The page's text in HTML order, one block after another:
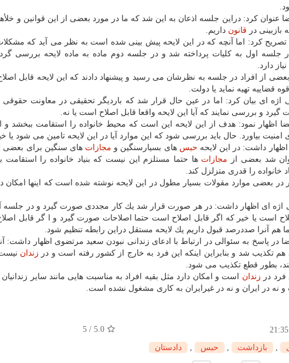
عنوان كرد: دراین جلسه اذعان به این شد كه ما در مورد بعضی از این قوانین و
بازبینی در قانون داریم.
كرد: اما آنچه كه در این لایحه پیش بینی شده است به نظر می آید كه
جلسه اول به كلیات پرداخته شد و در جلسه دوم ماده به ماده لایحه بررسی
دارد.
از افراد در جلسه به نظرشان می رسید و پیشنهاد دادند كه این لایحه قابل
قضاییه تهیه نماید یا دولت.
ای بیان كرد: اما در عین حال قرار شد كه باردیگر تحقیقی در معاونت
و بررسی نمایند كه آیا این لایحه واقعا قابل اصلاح است یا نه.
اظهار نمود: هدف از این لایحه این است كه محیط خانواده را استقامت ببخشد
بیاورد. حال باید بررسی شود كه این موارد آیا در این لایحه تامین می شود یا
داشت: در این لایحه حبس های بسیارسنگین و مجازات های سنگین برای بعضی
شد بعضی از مجازات ها حتما مستلزم این نیست كه بنیاد خانواده را
خانواده را قدری متزلزل كند.
در بعضی موارد مقولات بسیار مطول در این لایحه نوشته شده است كه اینها امكان
اژه ای اظهار داشت: در هر صورت قرار شد یك كار مجددی صورت گیرد و در جلسه
است یا خیر كه اگر قابل اصلاح است حتما اصلاحات صورت گیرد و ا گر قابل
هم آنرا صددرصد قبول داریم یك لایحه مستقل دراین رابطه تنظیم شود.
در پاسخ به سئوالی در ارتباط با ادعای زندانی نبودن سعید مرتضوی اظهار
تكذیب شد و بنابراین اینكه این فرد به خارج از كشور رفته است و در زندان
بطور قطع تكذیب می شود.
در زندان است و امكان دارد مثل بقیه افراد به مناسبت هایی مانند سایر
نه در ایران و نه در غیرایران به كاری مشغول نشده است.
5.0
/
5
بازداشت حبس دادستان